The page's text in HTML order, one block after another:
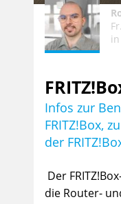
in
Infos zur
FRITZ!Box,
der
Der
die Router-